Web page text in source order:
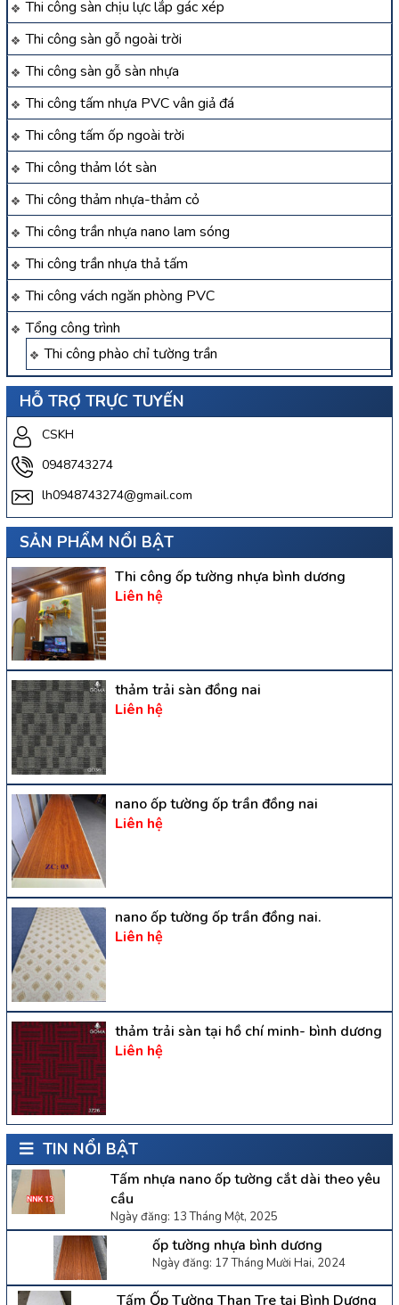
Thi công sàn chịu lực lắp gác xép
Thi công sàn gỗ ngoài trời
Thi công sàn gỗ sàn nhựa
Thi công tấm nhựa PVC vân giả đá
Thi công tấm ốp ngoài trời
Thi công thảm lót sàn
Thi công thảm nhựa-thảm cỏ
Thi công trần nhựa nano lam sóng
Thi công trần nhựa thả tấm
Thi công vách ngăn phòng PVC
Tổng công trình
Thi công phào chỉ tường trần
HỖ TRỢ TRỰC TUYẾN
CSKH
0948743274
lh0948743274@gmail.com
SẢN PHẨM NỔI BẬT
Thi công ốp tường nhựa bình dương
Liên hệ
thảm trải sàn đồng nai
Liên hệ
nano ốp tường ốp trần đồng nai
Liên hệ
nano ốp tường ốp trần đồng nai.
Liên hệ
thảm trải sàn tại hồ chí minh- bình dương
Liên hệ
TIN NỔI BẬT
Tấm nhựa nano ốp tường cắt dài theo yêu
cầu
Ngày đăng: 13 Tháng Một, 2025
ốp tường nhựa bình dương
Ngày đăng: 17 Tháng Mười Hai, 2024
Tấm Ốp Tường Than Tre tại Bình Dương